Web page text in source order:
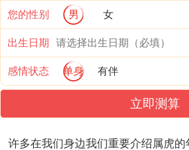
您的性别 男 女
出生日期
感情状态 单身 有伴
立即测算
许多在我们身边我们重要介绍属虎